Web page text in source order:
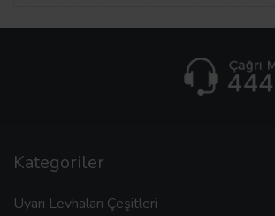
Kategoriler
Uyarı Levhaları Çeşitleri